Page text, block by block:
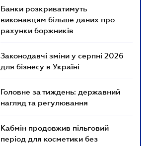
Банки розкриватимуть
виконавцям більше даних про
рахунки боржників
Законодавчі зміни у серпні 2026
для бізнесу в Україні
Головне за тиждень: державний
нагляд та регулювання
Кабмін продовжив пільговий
період для косметики без